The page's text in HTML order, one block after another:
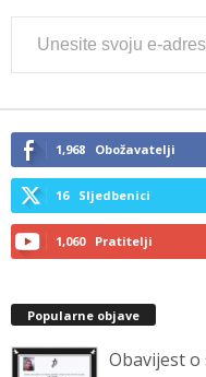
Type
your
email…
1,968 Obožavatelji
16 Sljedbenici
1,060 Pratitelji
Popularne objave
Obavijest